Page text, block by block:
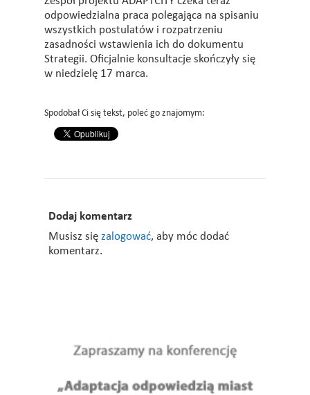
odpowiedzialna praca polegająca na spisaniu
wszystkich postulatów i rozpatrzeniu
zasadności wstawienia ich do dokumentu
Strategii. Oficjalnie konsultacje skończyły się
w niedzielę 17 marca.
Spodobał Ci się tekst, poleć go znajomym:
Dodaj komentarz
Musisz się zalogować, aby móc dodać
komentarz.